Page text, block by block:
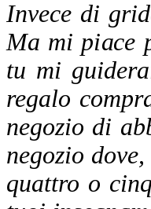
Invece di
Ma mi piace
tu mi
regalo
negozio di
negozio
quattro o